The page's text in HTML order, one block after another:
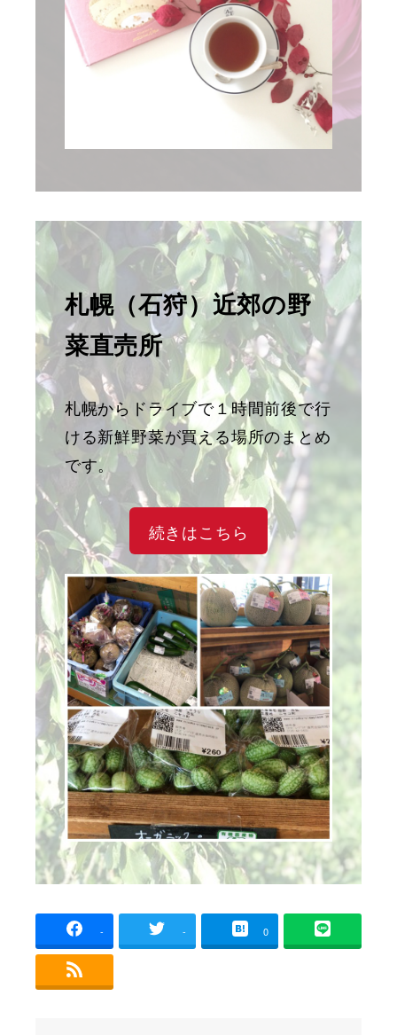
札幌（石狩）近郊の野
菜直売所
札幌からドライブで１時間前後で行
ける新鮮野菜が買える場所のまとめ
です。
続きはこちら
- - 0